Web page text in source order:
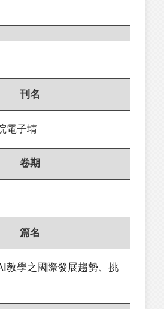
刊名
電子埥
卷期
篇名
教學之國際發展趨勢、挑